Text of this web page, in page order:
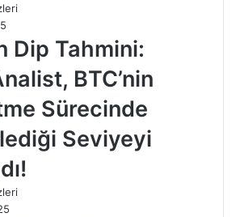
Dip Tahmini:
BTC’nin
Sürecinde
Seviyeyi